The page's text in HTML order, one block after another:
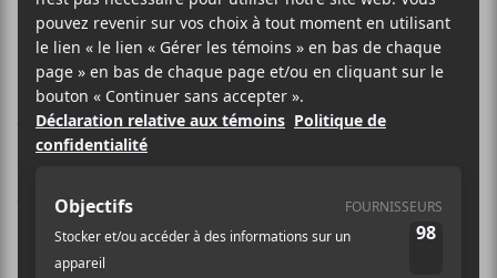
LP Labrèche et Marc-André
Mongrain (Sors-tu) reprennent le
flambeau pour une nouvelle année et
ont rencontré Ariane Roy et Maurin
Auxéméry en amont des Francos de
Montréal.